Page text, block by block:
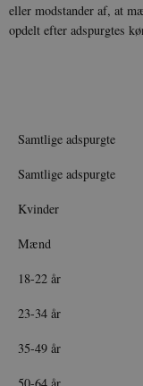
eller modstander af, at
opdelt efter adspurgtes
Samtlige adspurgte
Samtlige adspurgte
Kvinder
Mænd
18-22 år
23-34 år
35-49 år